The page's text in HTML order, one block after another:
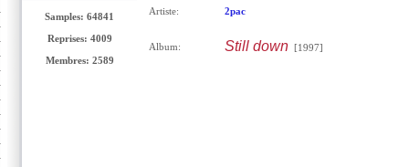
Samples: 64841
Reprises: 4009
Membres: 2589
Artiste: 2pac
Album: Still down[1997]